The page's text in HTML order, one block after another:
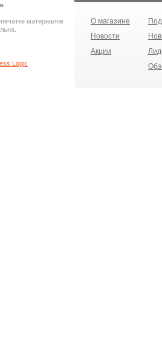
материалов
Logic
О магазине
Новости
Акции